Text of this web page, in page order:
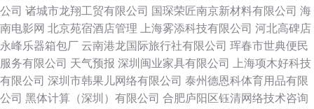
公司 诸城市龙翔工贸有限公司 国琛荣匠南京新材料有限公司 海
南电影网 北京苑宿酒店管理 上海雾添科技有限公司 河北高碑店
永峰乐器箱包厂 云南港龙国际旅行社有限公司 珲春市世典便民
服务有限公司 天气预报 深圳闽业家具有限公司
上海项木好科技
有限公司 深圳市韩果儿网络有限公司 泰州德恩科体育用品有限
公司 黑体计算（深圳）有限公司 合肥庐阳区钰清网络技术咨询